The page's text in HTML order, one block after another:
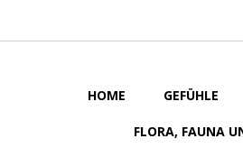
HOME GEFÜHLE
FLORA, FAUNA